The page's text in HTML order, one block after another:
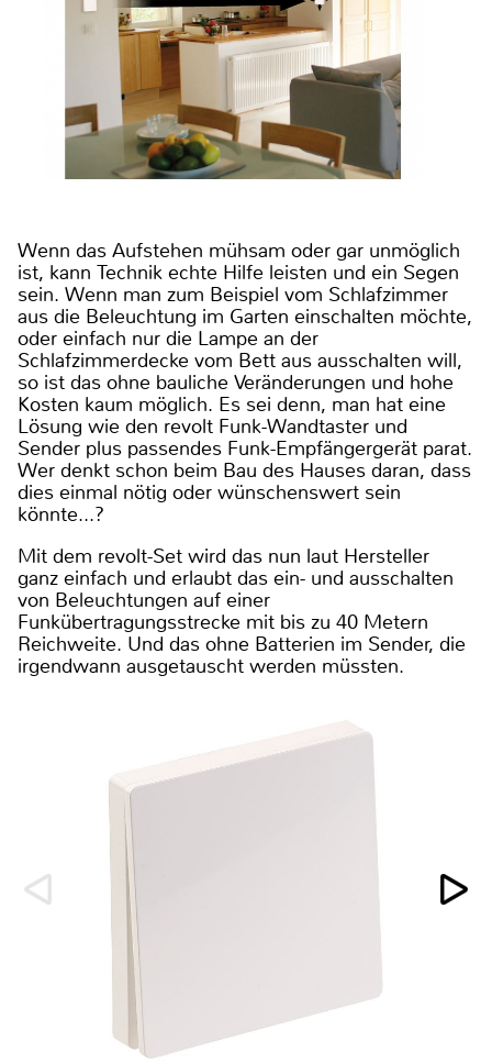
Wenn das Aufstehen mühsam oder gar unmöglich
ist, kann Technik echte Hilfe leisten und ein Segen
sein. Wenn man zum Beispiel vom Schlafzimmer
aus die Beleuchtung im Garten einschalten möchte,
oder einfach nur die Lampe an der
Schlafzimmerdecke vom Bett aus ausschalten will,
so ist das ohne bauliche Veränderungen und hohe
Kosten kaum möglich. Es sei denn, man hat eine
Lösung wie den revolt Funk-Wandtaster und
Sender plus passendes Funk-Empfängergerät parat.
Wer denkt schon beim Bau des Hauses daran, dass
dies einmal nötig oder wünschenswert sein
könnte...?
Mit dem revolt-Set wird das nun laut Hersteller
ganz einfach und erlaubt das ein- und ausschalten
von Beleuchtungen auf einer
Funkübertragungsstrecke mit bis zu 40 Metern
Reichweite. Und das ohne Batterien im Sender, die
irgendwann ausgetauscht werden müssten.